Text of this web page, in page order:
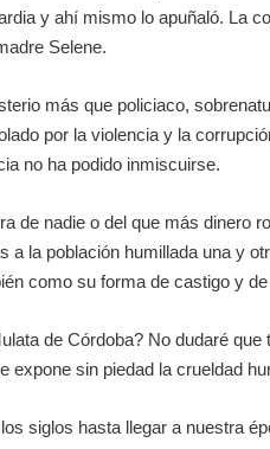
y ahí mismo lo apuñaló. La
Selene.
más que policiaco,
por la violencia y la
no ha podido inmiscuirse.
de nadie o del que más dinero
a la población humillada una y
como su forma de castigo y
de Córdoba? No dudaré
expone sin piedad la crueldad
siglos hasta llegar a nuestra